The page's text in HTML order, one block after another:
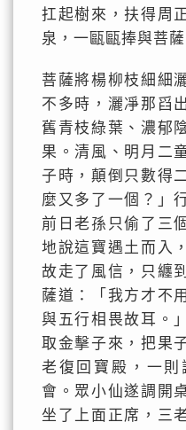
扛起樹來，扶得周
泉，一甌甌捧與菩薩
菩薩將楊柳枝細細
不多時，灑凈那舀
舊青枝綠葉、濃郁
果。清風、明月二
子時，顛倒只數得
麼又多了一個？」
前日老孫只偷了三
地說這寶遇土而入
故走了風信，只纏
薩道：「我方才不
與五行相畏故耳。
取金擊子來，把果
老復回寶殿，一
會。眾小仙遂調開
坐了上面正席，三